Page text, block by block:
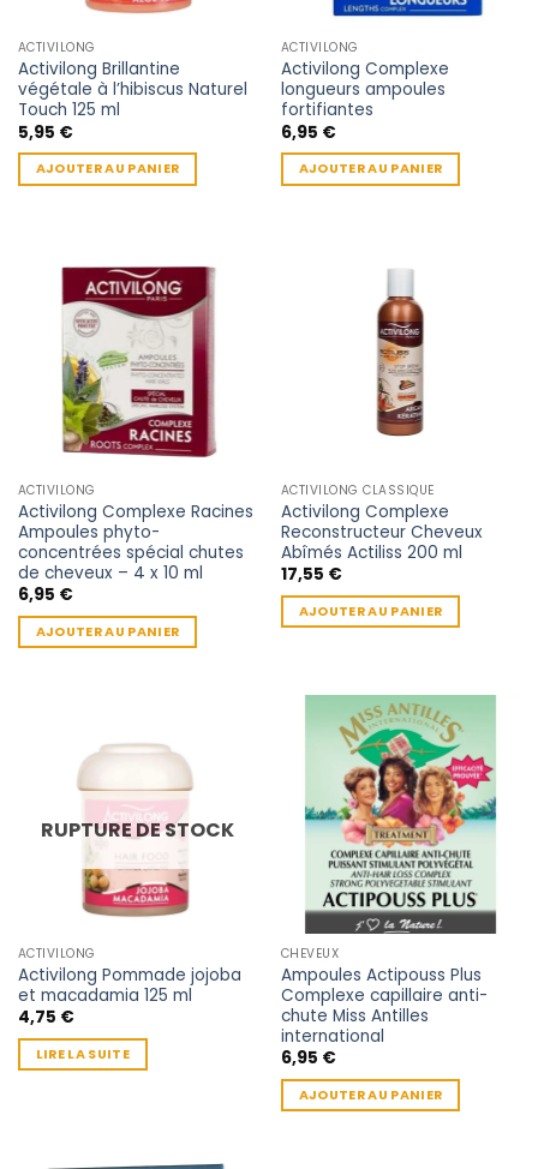
ACTIVILONG
Activilong Brillantine
végétale à l’hibiscus Naturel
Touch 125 ml
5,95 €
AJOUTER AU PANIER
ACTIVILONG
Activilong Complexe
longueurs ampoules
fortifiantes
6,95 €
AJOUTER AU PANIER
ACTIVILONG
Activilong Complexe Racines
Ampoules phyto-
concentrées spécial chutes
de cheveux – 4 x 10 ml
6,95 €
AJOUTER AU PANIER
ACTIVILONG CLASSIQUE
Activilong Complexe
Reconstructeur Cheveux
Abîmés Actiliss 200 ml
17,55 €
AJOUTER AU PANIER
RUPTURE DE STOCK
ACTIVILONG
Activilong Pommade jojoba
et macadamia 125 ml
4,75 €
LIRE LA SUITE
CHEVEUX
Ampoules Actipouss Plus
Complexe capillaire anti-
chute Miss Antilles
international
6,95 €
AJOUTER AU PANIER